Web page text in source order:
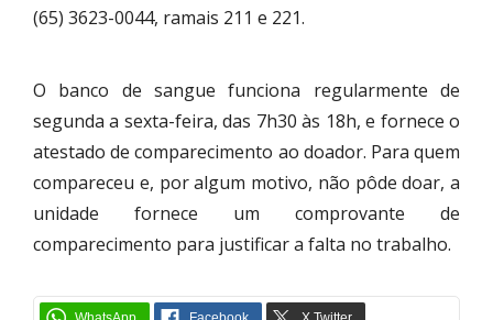
(65) 3623-0044, ramais 211 e 221.
O banco de sangue funciona regularmente de
segunda a sexta-feira, das 7h30 às 18h, e fornece o
atestado de comparecimento ao doador. Para quem
compareceu e, por algum motivo, não pôde doar, a
unidade fornece um comprovante de
comparecimento para justificar a falta no trabalho.